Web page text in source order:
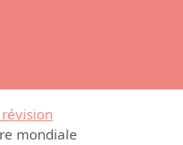
mondiale